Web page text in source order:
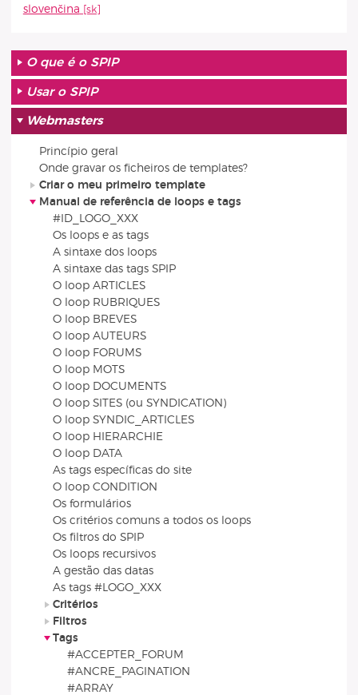
slovenčina
O que é o SPIP
Usar o SPIP
Webmasters
Princípio geral
Onde gravar os ficheiros de templates?
Criar o meu primeiro template
Manual de referência de loops e tags
#ID_LOGO_XXX
Os loops e as tags
A sintaxe dos loops
A sintaxe das tags SPIP
O loop ARTICLES
O loop RUBRIQUES
O loop BREVES
O loop AUTEURS
O loop FORUMS
O loop MOTS
O loop DOCUMENTS
O loop SITES (ou SYNDICATION)
O loop SYNDIC_ARTICLES
O loop HIERARCHIE
O loop DATA
As tags específicas do site
O loop CONDITION
Os formulários
Os critérios comuns a todos os loops
Os filtros do SPIP
Os loops recursivos
A gestão das datas
As tags #LOGO_XXX
Critérios
Filtros
Tags
#ACCEPTER_FORUM
#ANCRE_PAGINATION
#ARRAY